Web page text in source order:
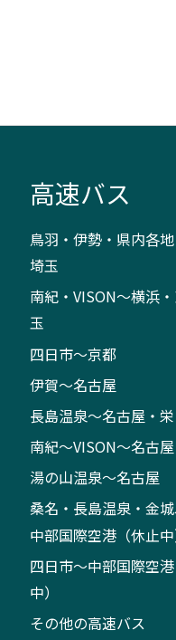
高速バス
鳥羽・伊勢・県内各地
埼玉
南紀・VISON～横浜
玉
四日市～京都
伊賀～名古屋
長島温泉～名古屋・栄
南紀～VISON～名古屋
湯の山温泉～名古屋
桑名・長島温泉・金
中部国際空港（休止中
四日市～中部国際空
中）
その他の高速バス